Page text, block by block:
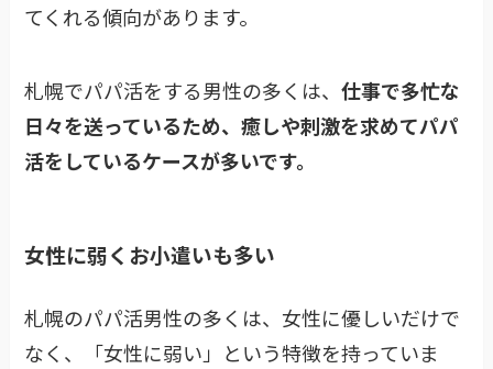
てくれる傾向があります。
札幌でパパ活をする男性の多くは、仕事で多忙な
日々を送っているため、癒しや刺激を求めてパパ
活をしているケースが多いです。
女性に弱くお小遣いも多い
札幌のパパ活男性の多くは、女性に優しいだけで
なく、「女性に弱い」という特徴を持っていま